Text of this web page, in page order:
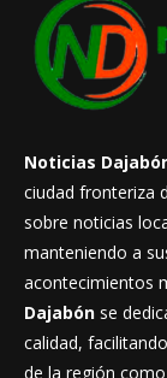
Noticias
ciudad fronteriza
sobre noticias
manteniendo a
acontecimientos
Dajabón se
calidad,
de la región